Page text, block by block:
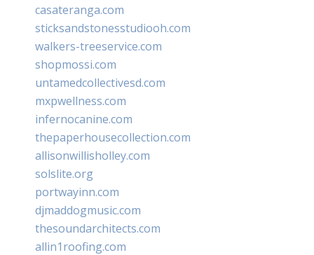
casateranga.com
sticksandstonesstudiooh.com
walkers-treeservice.com
shopmossi.com
untamedcollectivesd.com
mxpwellness.com
infernocanine.com
thepaperhousecollection.com
allisonwillisholley.com
solslite.org
portwayinn.com
djmaddogmusic.com
thesoundarchitects.com
allin1roofing.com